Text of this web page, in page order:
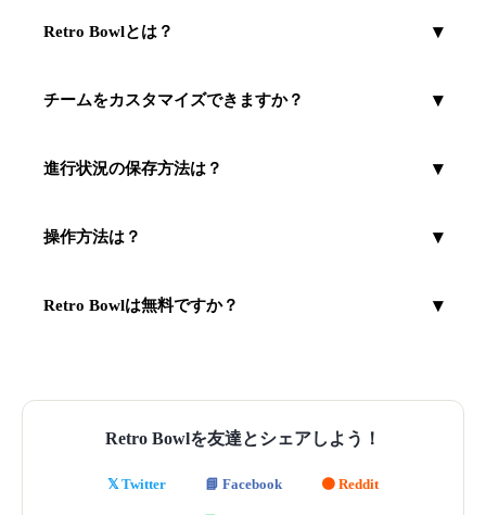
Retro Bowlとは？
合わせたレトロスタイルのアメリカンフットボールゲーム
チームをカスタマイズできますか？
応じてロスターを管理できます。
進行状況の保存方法は？
ステムがあります。
操作方法は？
ロー、スペースでスナップ。
Retro Bowlは無料ですか？
Retro Bowlを友達とシェアしよう！
𝕏 Twitter 📘 Facebook 🟠 Reddit